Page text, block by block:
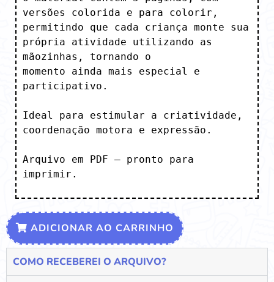
versões colorida e para colorir,
permitindo que cada criança monte sua
própria atividade utilizando as
mãozinhas, tornando o
momento ainda mais especial e
participativo.
Ideal para estimular a criatividade,
coordenação motora e expressão.
Arquivo em PDF – pronto para
imprimir.
ADICIONAR AO CARRINHO
COMO RECEBEREI O ARQUIVO?